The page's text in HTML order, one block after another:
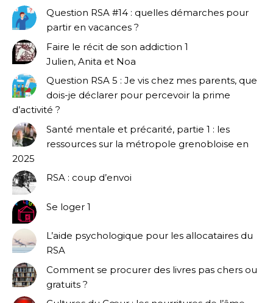
Question RSA #14 : quelles démarches pour
partir en vacances ?
Faire le récit de son addiction 1
Julien, Anita et Noa
Question RSA 5 : Je vis chez mes parents, que
dois-je déclarer pour percevoir la prime
d’activité ?
Santé mentale et précarité, partie 1 : les
ressources sur la métropole grenobloise en
2025
RSA : coup d’envoi
Se loger 1
L’aide psychologique pour les allocataires du
RSA
Comment se procurer des livres pas chers ou
gratuits ?